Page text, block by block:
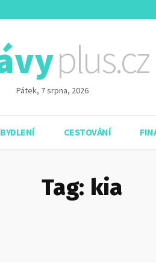
plus.cz
Pátek, 7 srpna, 2026
BYDLENÍ CESTOVÁNÍ
Tag: kia